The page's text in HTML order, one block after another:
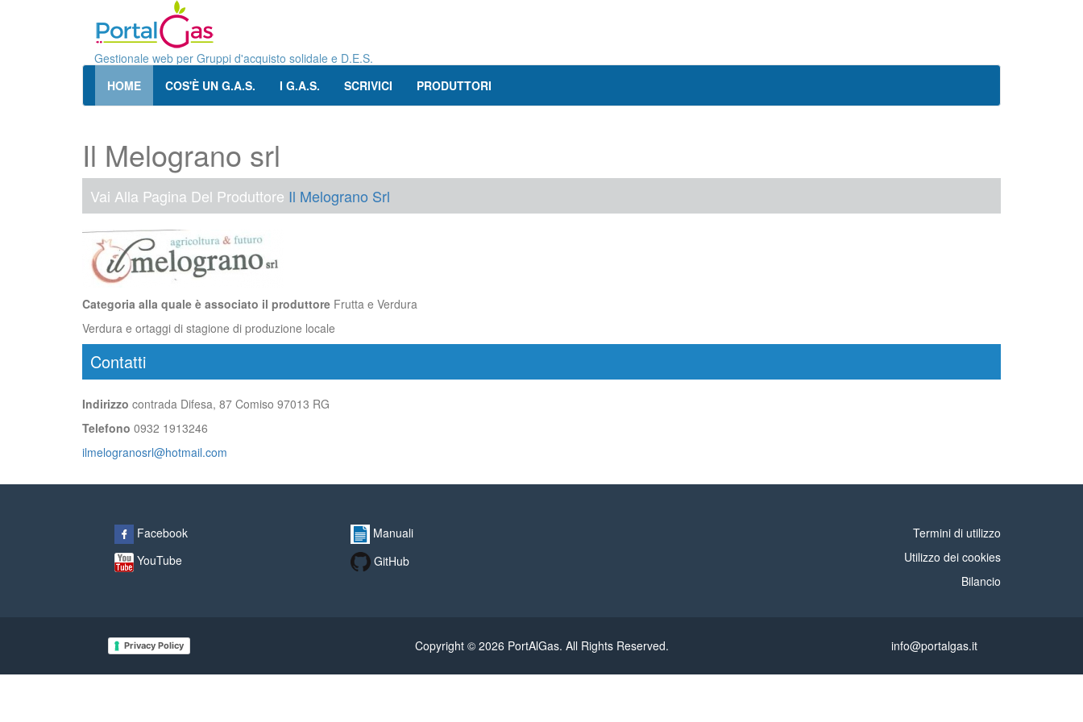
Gestionale web per Gruppi d'acquisto solidale e D.E.S.
HOME
COS'È UN G.A.S. I G.A.S. SCRIVICI PRODUTTORI
Il Melograno srl
Vai Alla Pagina Del Produttore Il Melograno Srl
Categoria alla quale è associato il produttore Frutta e Verdura
Verdura e ortaggi di stagione di produzione locale
Contatti
Indirizzo contrada Difesa, 87 Comiso 97013 RG
Telefono 0932 1913246
ilmelogranosrl@hotmail.com
Facebook
YouTube
Manuali
GitHub
Termini di utilizzo
Utilizzo dei cookies
Bilancio
Privacy Policy Copyright © 2026 PortAlGas. All Rights Reserved. info@portalgas.it